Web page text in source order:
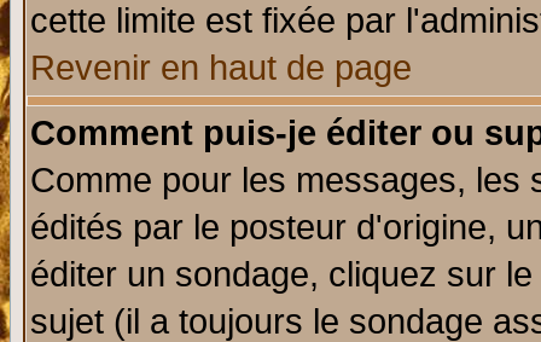
cette limite est fixée par
Revenir en haut de page
Comment puis-je éditer ou
Comme pour les messages, les
édités par le posteur d'origine,
éditer un sondage, cliquez sur
sujet (il a toujours le sondage